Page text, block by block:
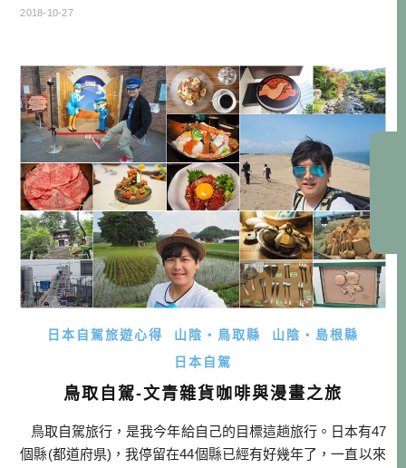
自駕跑過日本40個以上都道府縣的酒雄，來跟大家分享！ 岡
程：→矢掛町散策→吹屋ふるさと村→千屋牛→御前酒蔵元
→蒜山ジャージ […]…
2018-10-27
日本自駕旅遊心得 山陰・鳥取縣
山陰・島根縣
日本自駕
鳥取自駕-文青雜貨咖啡與漫畫之旅
鳥取自駕旅行，是我今年給自己的目標這趟旅行。日本有47
個縣(都道府県)，我停留在44個縣已經有好幾年了，一直以來